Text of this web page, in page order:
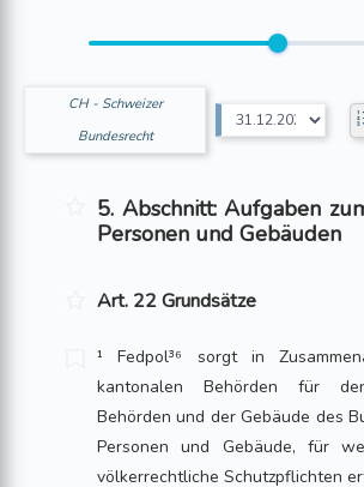
CH - Schweizer
Bundesrecht
5. Abschnitt: Aufgaben
Personen und Gebäuden
Art. 22 Grundsätze
¹ Fedpol³⁶ sorgt in
kantonalen Behörden für
Behörden und der Gebäude des
Personen und Gebäude, für
völkerrechtliche Schutzpflichten